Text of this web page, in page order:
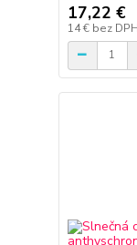
17,22 €
14 € bez DPH